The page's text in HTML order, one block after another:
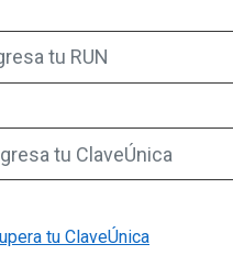
tu RUN
tu ClaveÚnica
tu ClaveÚnica